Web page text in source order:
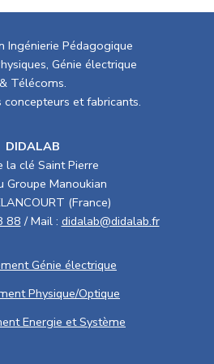
Ingénierie Pédagogique
Génie électrique
& Télécoms.
et fabricants.
DIDALAB
la clé Saint Pierre
Groupe Manoukian
(France)
88 / Mail : didalab@didalab.fr
Génie électrique
Physique/Optique
Energie et Système